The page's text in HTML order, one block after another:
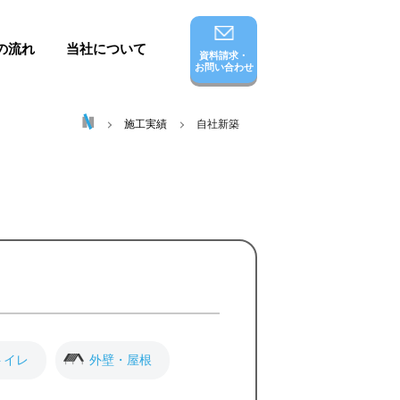
資料請求・
お問い合わせ
流れ 当社について
施工実績 自社新築
イレ 外壁・屋根